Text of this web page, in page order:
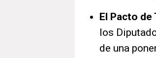
El Pacto de
los
de una